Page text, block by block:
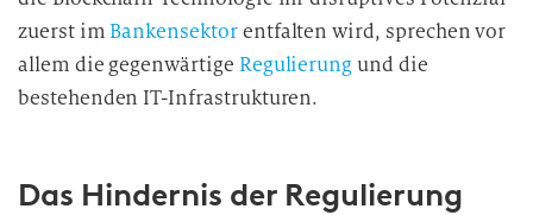
zuerst imBankensektorentfalten wird, sprechen vor
allem die gegenwärtige Regulierungund die
bestehenden IT-Infrastrukturen.
Das Hindernis der Regulierung